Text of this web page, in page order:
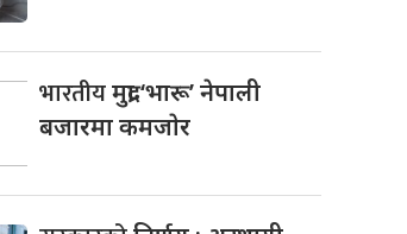
भारतीयमुद्रा ‘भारू’ नेपाली
बजारमा कमजाेर